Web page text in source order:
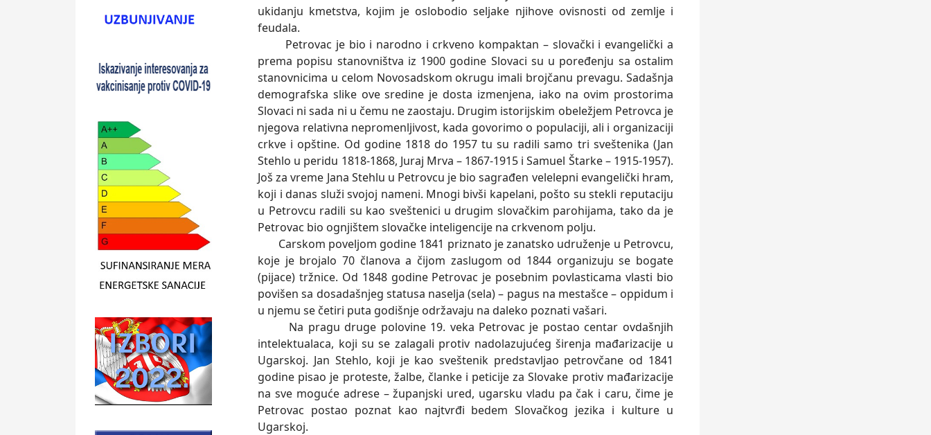
ukidanju kmetstva, kojim je oslobodio seljake njihove ovisnosti od zemlje i
feudala.
Petrovac je bio i narodno i crkveno kompaktan – slovački i evangelički a
prema popisu stanovništva iz 1900 godine Slovaci su u poređenju sa ostalim
stanovnicima u celom Novosadskom okrugu imali brojčanu prevagu. Sadašnja
demografska slike ove sredine je dosta izmenjena, iako na ovim prostorima
Slovaci ni sada ni u čemu ne zaostaju. Drugim istorijskim obeležjem Petrovca je
njegova relativna nepromenljivost, kada govorimo o populaciji, ali i organizaciji
crkve i opštine. Od godine 1818 do 1957 tu su radili samo tri sveštenika (Jan
Stehlo u peridu 1818-1868, Juraj Mrva – 1867-1915 i Samuel Štarke – 1915-1957).
Još za vreme Jana Stehlu u Petrovcu je bio sagrađen velelepni evangelički hram,
koji i danas služi svojoj nameni. Mnogi bivši kapelani, pošto su stekli reputaciju
u Petrovcu radili su kao sveštenici u drugim slovačkim parohijama, tako da je
Petrovac bio ognjištem slovačke inteligencije na crkvenom polju.
Carskom poveljom godine 1841 priznato je zanatsko udruženje u Petrovcu,
koje je brojalo 70 članova a čijom zaslugom od 1844 organizuju se bogate
(pijace) tržnice. Od 1848 godine Petrovac je posebnim povlasticama vlasti bio
povišen sa dosadašnjeg statusa naselja (sela) – pagus na mestašce – oppidum i
u njemu se četiri puta godišnje održavaju na daleko poznati vašari.
Na pragu druge polovine 19. veka Petrovac je postao centar ovdašnjih
intelektualaca, koji su se zalagali protiv nadolazujućeg širenja mađarizacije u
Ugarskoj. Jan Stehlo, koji je kao sveštenik predstavljao petrovčane od 1841
godine pisao je proteste, žalbe, članke i peticije za Slovake protiv mađarizacije
na sve moguće adrese – županjski ured, ugarsku vladu pa čak i caru, čime je
Petrovac postao poznat kao najtvrđi bedem Slovačkog jezika i kulture u
Ugarskoj.